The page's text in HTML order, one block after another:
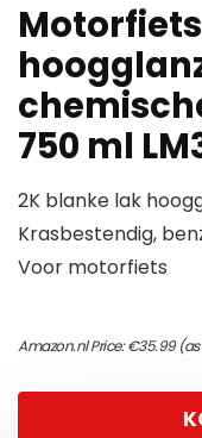
750 ml
2K blanke lak
Krasbestendig,
Voor motorfiets
Amazon.nl Price:€35.99(as